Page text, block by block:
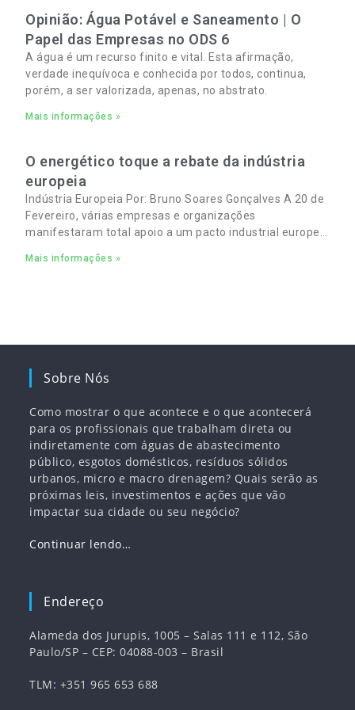
Opinião: Água Potável e Saneamento | O
Papel das Empresas no ODS 6
A água é um recurso finito e vital. Esta afirmação,
verdade inequívoca e conhecida por todos, continua,
porém, a ser valorizada, apenas, no abstrato.
Mais informações »
O energético toque a rebate da indústria
europeia
Indústria Europeia Por: Bruno Soares Gonçalves A 20 de
Fevereiro, várias empresas e organizações
manifestaram total apoio a um pacto industrial europeu
empregos
Mais informações »
Sobre Nós
Como mostrar o que acontece e o que acontecerá
para os profissionais que trabalham direta ou
indiretamente com águas de abastecimento
público, esgotos domésticos, resíduos sólidos
urbanos, micro e macro drenagem? Quais serão as
próximas leis, investimentos e ações que vão
impactar sua cidade ou seu negócio?
Continuar lendo…
Endereço
Alameda dos Jurupis, 1005 – Salas 111 e 112, São
Paulo/SP – CEP: 04088-003 – Brasil
TLM: +351 965 653 688